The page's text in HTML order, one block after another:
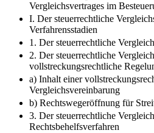
Vergleichsvertrages im
I. Der steuerrechtliche
Verfahrensstadien
1. Der steuerrechtliche
2. Der steuerrechtliche
vollstreckungsrechtliche
a) Inhalt einer
Vergleichsvereinbarung
b) Rechtswegeröffnung für
3. Der steuerrechtliche
Rechtsbehelfsverfahren